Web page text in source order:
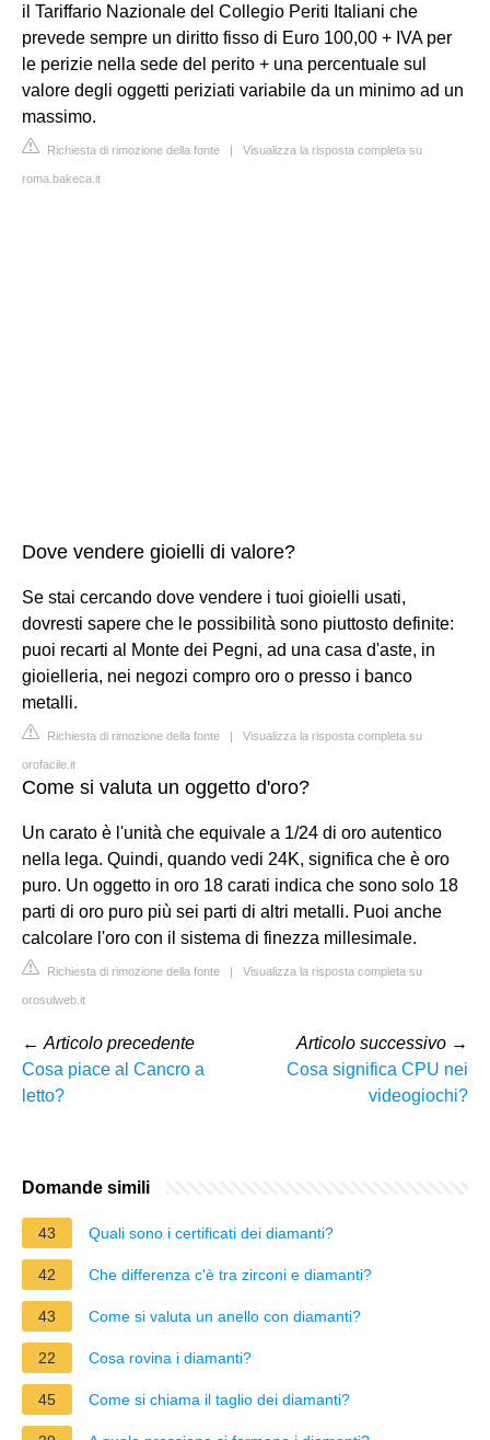
il Tariffario Nazionale del Collegio Periti Italiani che
prevede sempre un diritto fisso di Euro 100,00 + IVA per
le perizie nella sede del perito + una percentuale sul
valore degli oggetti periziati variabile da un minimo ad un
massimo.
Richiesta di rimozione della fonte | Visualizza la risposta completa su
roma.bakeca.it
Dove vendere gioielli di valore?
Se stai cercando dove vendere i tuoi gioielli usati,
dovresti sapere che le possibilità sono piuttosto definite:
puoi recarti al Monte dei Pegni, ad una casa d'aste, in
gioielleria, nei negozi compro oro o presso i banco
metalli.
Richiesta di rimozione della fonte | Visualizza la risposta completa su
orofacile.it
Come si valuta un oggetto d'oro?
Un carato è l'unità che equivale a 1/24 di oro autentico
nella lega. Quindi, quando vedi 24K, significa che è oro
puro. Un oggetto in oro 18 carati indica che sono solo 18
parti di oro puro più sei parti di altri metalli. Puoi anche
calcolare l'oro con il sistema di finezza millesimale.
Richiesta di rimozione della fonte | Visualizza la risposta completa su
orosulweb.it
← Articolo precedente
Cosa piace al Cancro a
letto?
Articolo successivo →
Cosa significa CPU nei
videogiochi?
Domande simili
43 Quali sono i certificati dei diamanti?
42 Che differenza c'è tra zirconi e diamanti?
43 Come si valuta un anello con diamanti?
22 Cosa rovina i diamanti?
45 Come si chiama il taglio dei diamanti?